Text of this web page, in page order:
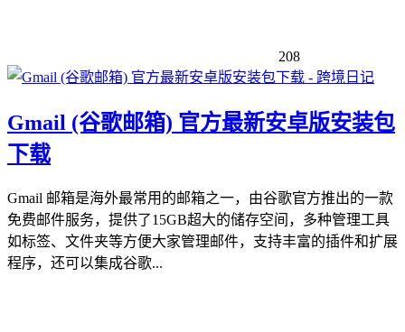
208
Gmail (谷歌邮箱) 官方最新安卓版安装包
下载
Gmail 邮箱是海外最常用的邮箱之一，由谷歌官方推出的一款
免费邮件服务，提供了15GB超大的储存空间，多种管理工具
如标签、文件夹等方便大家管理邮件，支持丰富的插件和扩展
程序，还可以集成谷歌...